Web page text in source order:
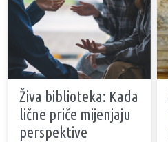
Živa biblioteka: Kada
lične priče mijenjaju
perspektive